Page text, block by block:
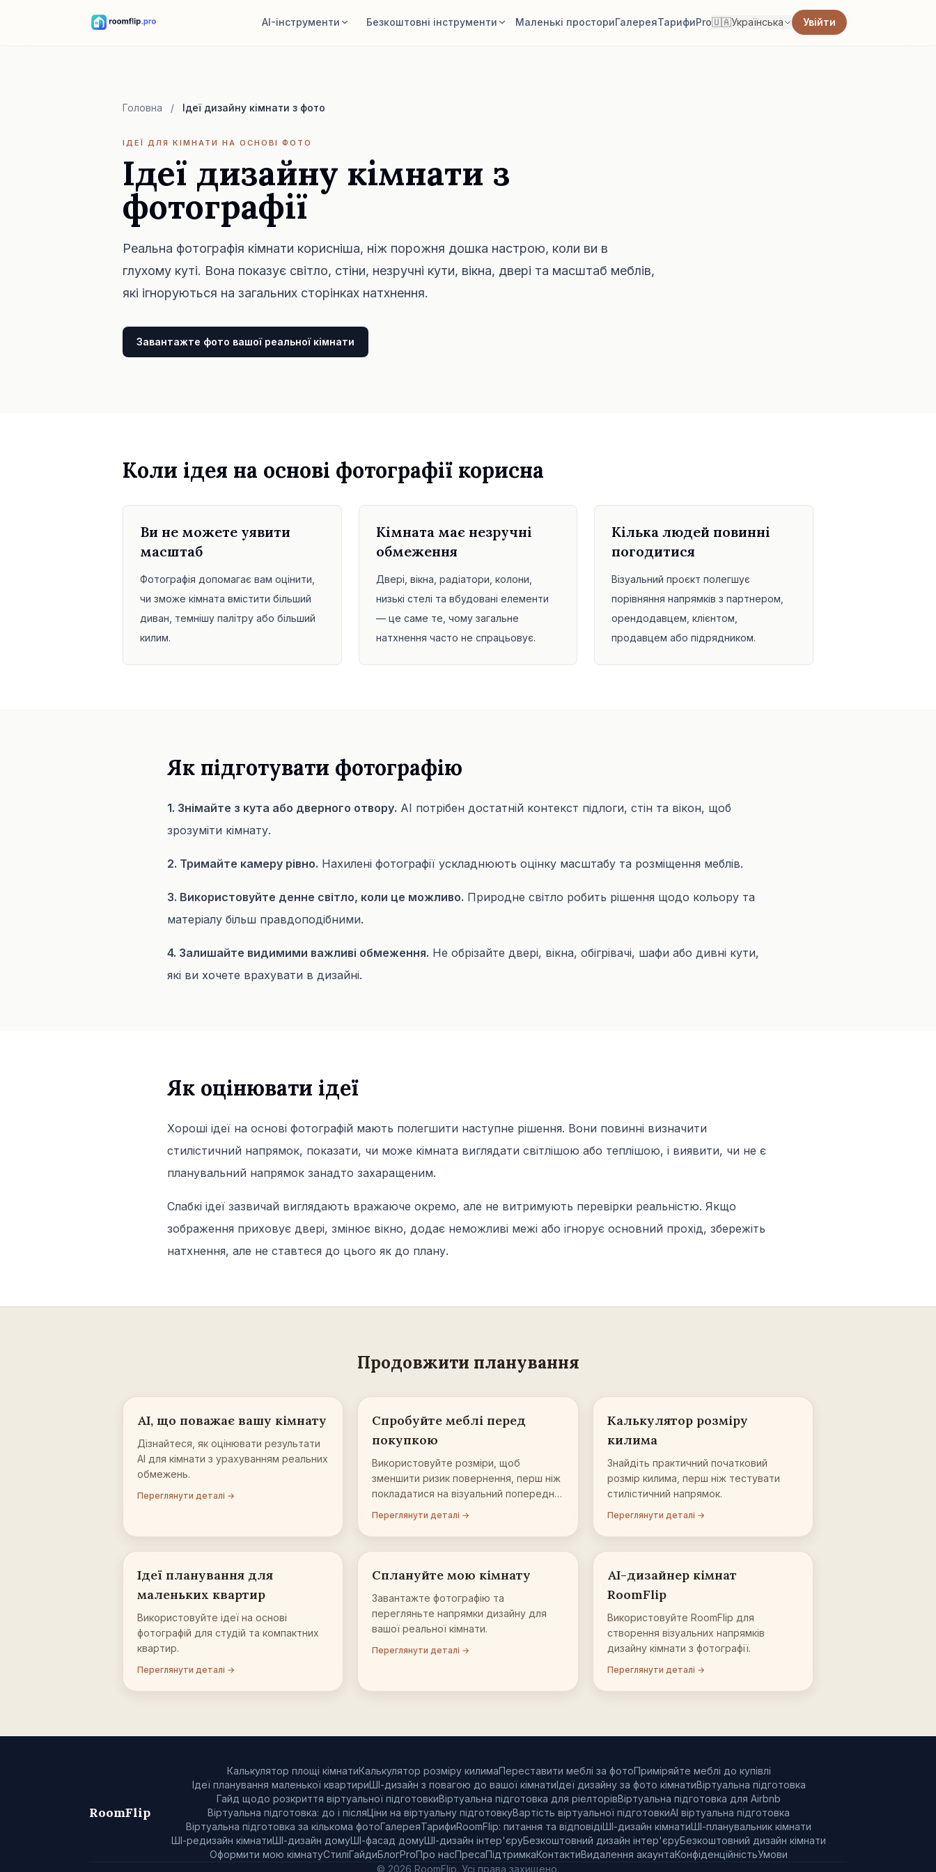
AI-інструменти
Та сама кімната й меблі, кращі
Спробувати меблі в кімнаті
Подивіться диван, крісло або стіл
перед покупкою.
Безкоштовні інструменти
Перевірка розміру меблів
Маленькі просториГалереяТарифиPro🇺🇦Українська Увійти
Головна / Ідеї дизайну кімнати з фото
ІДЕЇ ДЛЯ КІМНАТИ НА ОСНОВІ ФОТО
Ідеї дизайну кімнати з
фотографії
Реальна фотографія кімнати корисніша, ніж порожня дошка настрою, коли ви в
глухому куті. Вона показує світло, стіни, незручні кути, вікна, двері та масштаб меблів,
які ігноруються на загальних сторінках натхнення.
Завантажте фото вашої реальної кімнати
Коли ідея на основі фотографії корисна
Ви не можете уявити
масштаб
Фотографія допомагає вам оцінити,
чи зможе кімната вмістити більший
диван, темнішу палітру або більший
килим.
Кімната має незручні
обмеження
Двері, вікна, радіатори, колони,
низькі стелі та вбудовані елементи
— це саме те, чому загальне
натхнення часто не спрацьовує.
Кілька людей повинні
погодитися
Візуальний проєкт полегшує
порівняння напрямків з партнером,
орендодавцем, клієнтом,
продавцем або підрядником.
Як підготувати фотографію
1. Знімайте з кута або дверного отвору. AI потрібен достатній контекст підлоги, стін та вікон, щоб
зрозуміти кімнату.
2. Тримайте камеру рівно. Нахилені фотографії ускладнюють оцінку масштабу та розміщення меблів.
3. Використовуйте денне світло, коли це можливо. Природне світло робить рішення щодо кольору та
матеріалу більш правдоподібними.
4. Залишайте видимими важливі обмеження. Не обрізайте двері, вікна, обігрівачі, шафи або дивні кути,
які ви хочете врахувати в дизайні.
Як оцінювати ідеї
Хороші ідеї на основі фотографій мають полегшити наступне рішення. Вони повинні визначити
стилістичний напрямок, показати, чи може кімната виглядати світлішою або теплішою, і виявити, чи не є
планувальний напрямок занадто захаращеним.
Слабкі ідеї зазвичай виглядають вражаюче окремо, але не витримують перевірки реальністю. Якщо
зображення приховує двері, змінює вікно, додає неможливі межі або ігнорує основний прохід, збережіть
натхнення, але не ставтеся до цього як до плану.
Продовжити планування
AI, що поважає вашу кімнату
Дізнайтеся, як оцінювати результати
AI для кімнати з урахуванням реальних
обмежень.
Переглянути деталі →
Спробуйте меблі перед
покупкою
Використовуйте розміри, щоб
зменшити ризик повернення, перш ніж
покладатися на візуальний попередній
Переглянути деталі →
Калькулятор розміру
килима
Знайдіть практичний початковий
розмір килима, перш ніж тестувати
стилістичний напрямок.
Переглянути деталі →
Ідеї планування для
маленьких квартир
Використовуйте ідеї на основі
фотографій для студій та компактних
квартир.
Переглянути деталі →
Сплануйте мою кімнату
Завантажте фотографію та
перегляньте напрямки дизайну для
вашої реальної кімнати.
Переглянути деталі →
AI-дизайнер кімнат
RoomFlip
Використовуйте RoomFlip для
створення візуальних напрямків
дизайну кімнати з фотографії.
Переглянути деталі →
RoomFlip
Калькулятор площі кімнатиКалькулятор розміру килимаПереставити меблі за фотоПриміряйте меблі до купівлі
Ідеї планування маленької квартириШІ-дизайн з повагою до вашої кімнатиІдеї дизайну за фото кімнатиВіртуальна підготовка
Гайд щодо розкриття віртуальної підготовкиВіртуальна підготовка для ріелторівВіртуальна підготовка для Airbnb
Віртуальна підготовка: до і післяЦіни на віртуальну підготовкуВартість віртуальної підготовкиAI віртуальна підготовка
Віртуальна підготовка за кількома фотоГалереяТарифиRoomFlip: питання та відповідіШІ-дизайн кімнатиШІ-планувальник кімнати
ШІ-редизайн кімнатиШІ-дизайн домуШІ-фасад домуШІ-дизайн інтер'єруБезкоштовний дизайн інтер'єруБезкоштовний дизайн кімнати
Оформити мою кімнатуСтиліГайдиБлогProПро насПресаПідтримкаКонтактиВидалення акаунтаКонфіденційністьУмови
© 2026 RoomFlip. Усі права захищено.